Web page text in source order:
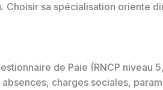
sa spécialisation oriente
de Paie (RNCP niveau
charges sociales,